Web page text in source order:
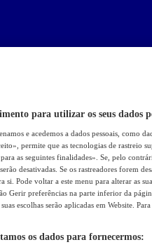
para utilizar os seus dados
e acedemos a dados pessoais, como
permite que as tecnologias de rastreio
as seguintes finalidades». Se, pelo
desativadas. Se os rastreadores forem
si. Pode voltar a este menu para alterar as
Gerir preferências na parte inferior da
escolhas serão aplicadas em Website.
os dados para fornecermos: